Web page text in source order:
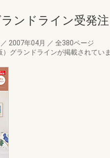
ンドライン受発
／ 2007年04月 ／ 全380ページ
）グランドラインが掲載されていま